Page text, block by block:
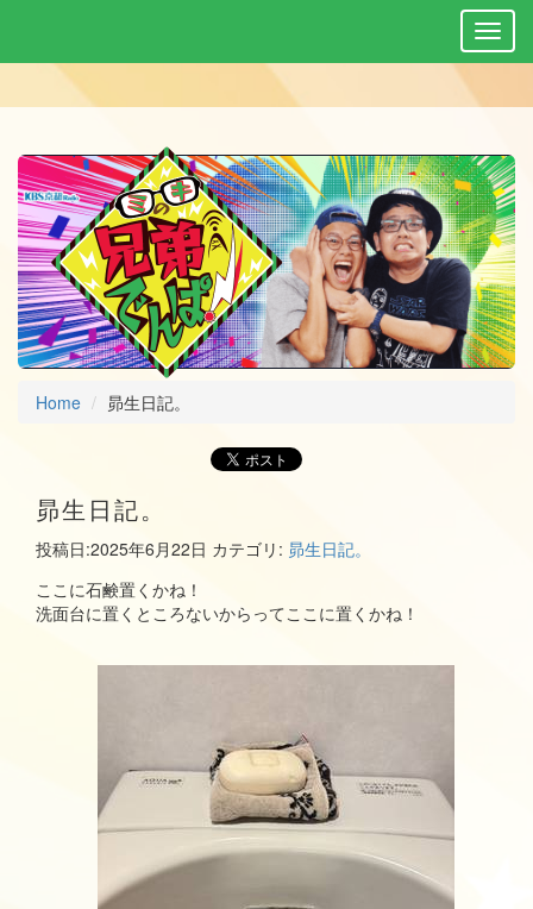
Home 昴生日記。
昴生日記。
投稿日:2025年6月22日 カテゴリ: 昴生日記。
ここに石鹸置くかね！
洗面台に置くところないからってここに置くかね！